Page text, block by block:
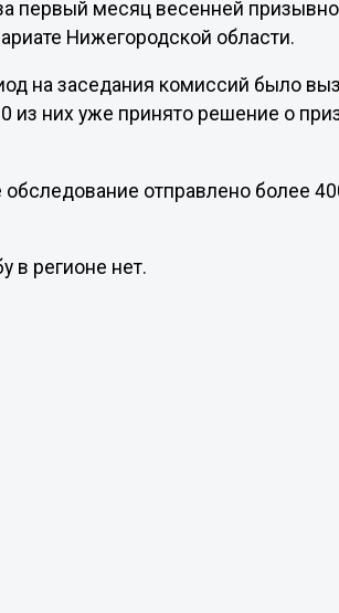
первый месяц весенней
Нижегородской области.
на заседания комиссий было
из них уже принято решение о
отправлено более
в регионе нет.